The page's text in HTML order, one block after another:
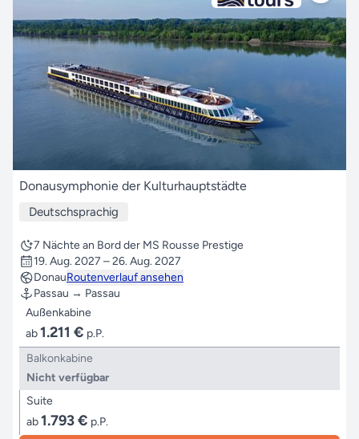
Donausymphonie der Kulturhauptstädte
Deutschsprachig
7 Nächte an Bord der MS Rousse Prestige
19. Aug. 2027 – 26. Aug. 2027
DonauRoutenverlauf ansehen
Passau → Passau
Außenkabine
ab1.211 € p.P.
Balkonkabine
Nicht verfügbar
Suite
ab1.793 € p.P.